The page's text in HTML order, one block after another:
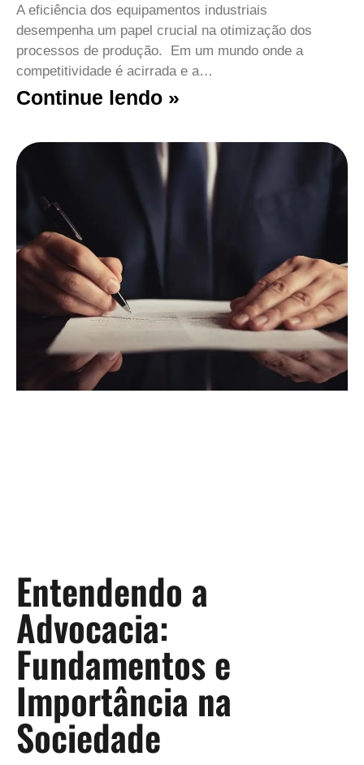
A eficiência dos equipamentos industriais
desempenha um papel crucial na otimização dos
processos de produção. Em um mundo onde a
competitividade é acirrada e a…
Continue lendo »
Entendendo a
Advocacia:
Fundamentos e
Importância na
Sociedade